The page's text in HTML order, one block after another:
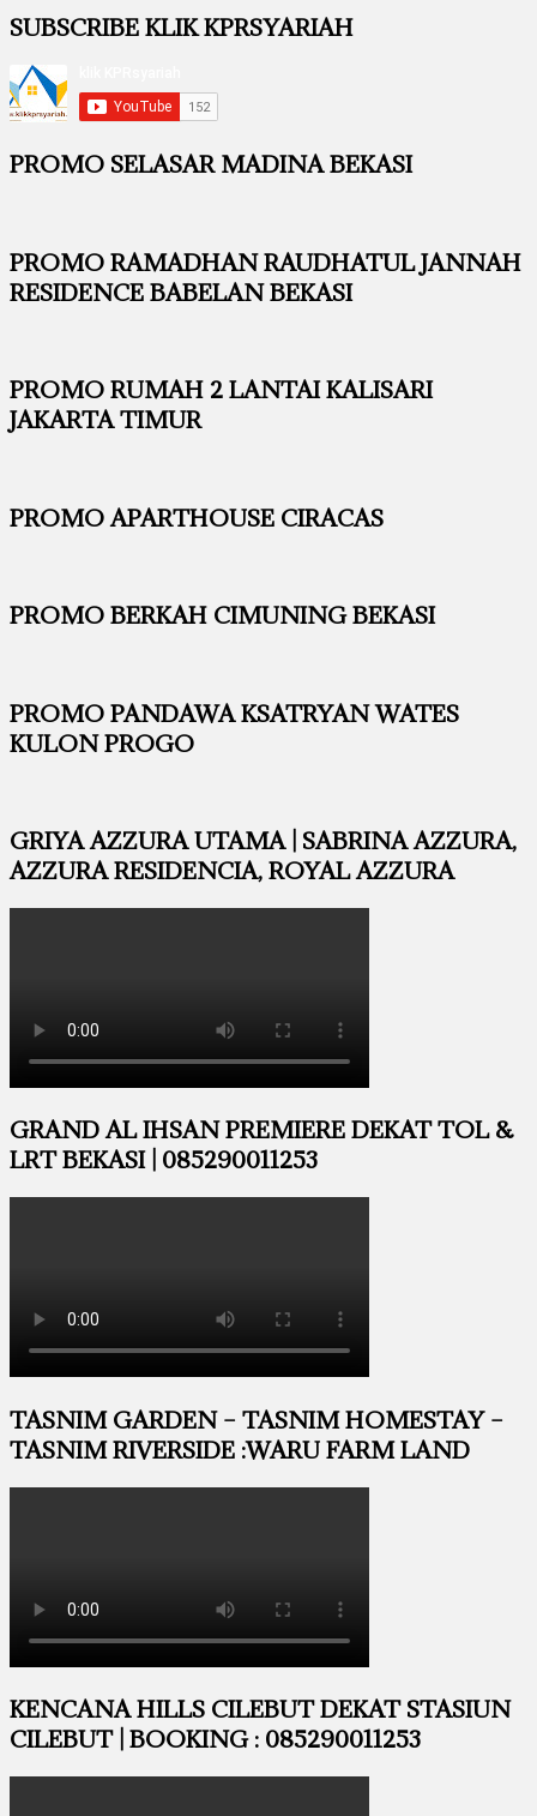
SUBSCRIBE KLIK KPRSYARIAH
PROMO SELASAR MADINA BEKASI
PROMO RAMADHAN RAUDHATUL JANNAH
RESIDENCE BABELAN BEKASI
PROMO RUMAH 2 LANTAI KALISARI
JAKARTA TIMUR
PROMO APARTHOUSE CIRACAS
PROMO BERKAH CIMUNING BEKASI
PROMO PANDAWA KSATRYAN WATES
KULON PROGO
GRIYA AZZURA UTAMA | SABRINA AZZURA,
AZZURA RESIDENCIA, ROYAL AZZURA
GRAND AL IHSAN PREMIERE DEKAT TOL &
LRT BEKASI | 085290011253
TASNIM GARDEN – TASNIM HOMESTAY –
TASNIM RIVERSIDE :WARU FARM LAND
KENCANA HILLS CILEBUT DEKAT STASIUN
CILEBUT | BOOKING : 085290011253